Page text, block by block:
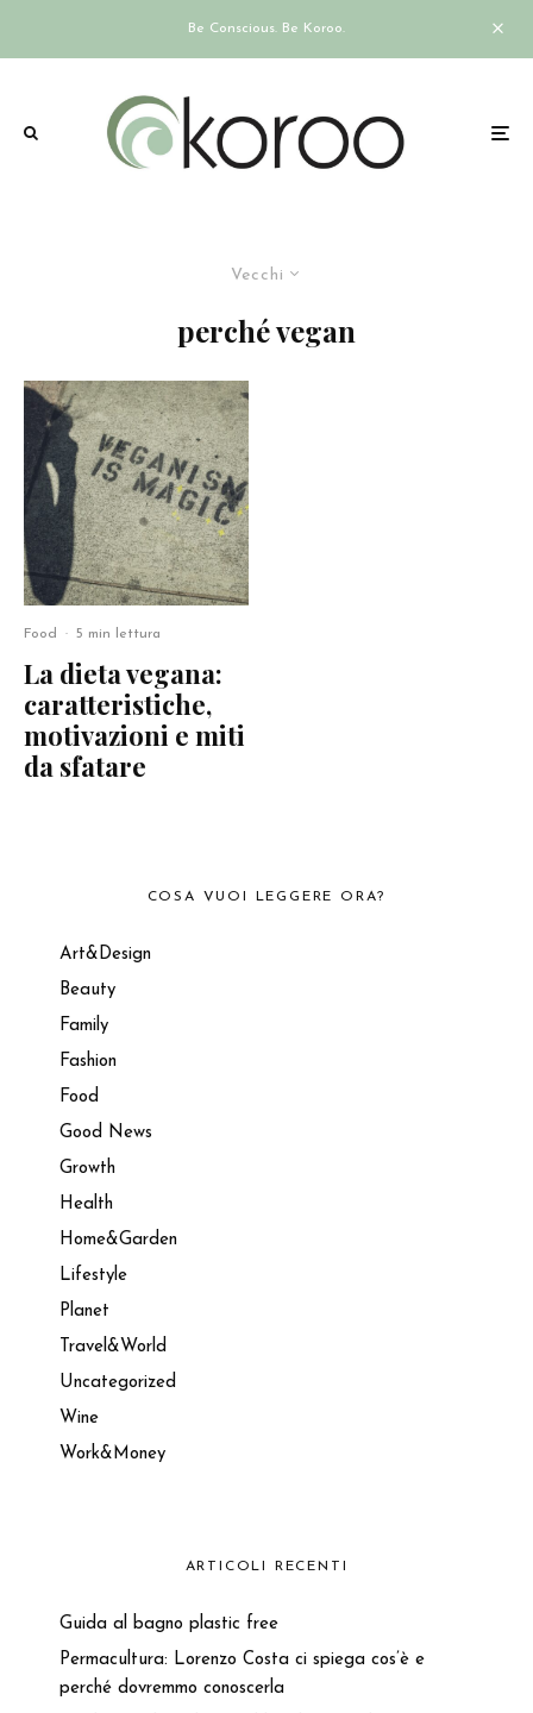
Be Conscious. Be Koroo.
Vecchi
perché vegan
Food · 5 min lettura
La dieta vegana:
caratteristiche,
motivazioni e miti
da sfatare
COSA VUOI LEGGERE ORA?
Art&Design
Beauty
Family
Fashion
Food
Good News
Growth
Health
Home&Garden
Lifestyle
Planet
Travel&World
Uncategorized
Wine
Work&Money
ARTICOLI RECENTI
Guida al bagno plastic free
Permacultura: Lorenzo Costa ci spiega cos’è e
perché dovremmo conoscerla